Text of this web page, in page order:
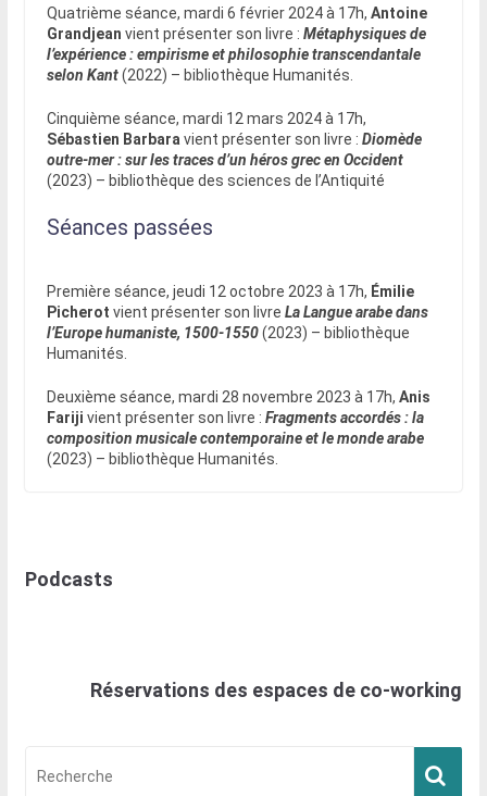
Quatrième séance, mardi 6 février 2024 à 17h, Antoine
Grandjean vient présenter son livre : Métaphysiques de
l’expérience : empirisme et philosophie transcendantale
selon Kant(2022) – bibliothèque Humanités.
Cinquième séance, mardi 12 mars 2024 à 17h,
Sébastien Barbara vient présenter son livre : Diomède
outre-mer : sur les traces d’un héros grec en Occident
(2023) – bibliothèque des sciences de l’Antiquité
Séances passées
Première séance, jeudi 12 octobre 2023 à 17h, Émilie
Picherot vient présenter son livre La Langue arabe dans
l’Europe humaniste, 1500-1550(2023) – bibliothèque
Humanités.
Deuxième séance, mardi 28 novembre 2023 à 17h, Anis
Fariji vient présenter son livre : Fragments accordés : la
composition musicale contemporaine et le monde arabe
(2023) – bibliothèque Humanités.
Podcasts
Réservations des espaces de co-working